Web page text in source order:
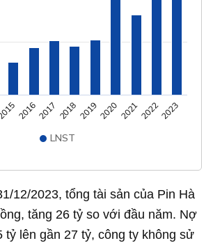
LNST
20162017 201820192020202120222023
12/2023, tổng tài sản của Pin Hà
, tăng 26 tỷ so với đầu năm. Nợ
tỷ lên gần 27 tỷ, công ty không sử